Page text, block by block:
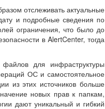
отслеживать актуальные
и подробные сведения по
ограничения, что было до
в AlertCenter, тогда
для инфраструктуры
ОС и самостоятельное
из этих источников больше
новых прав к папкам,
дают уникальный и гибкий